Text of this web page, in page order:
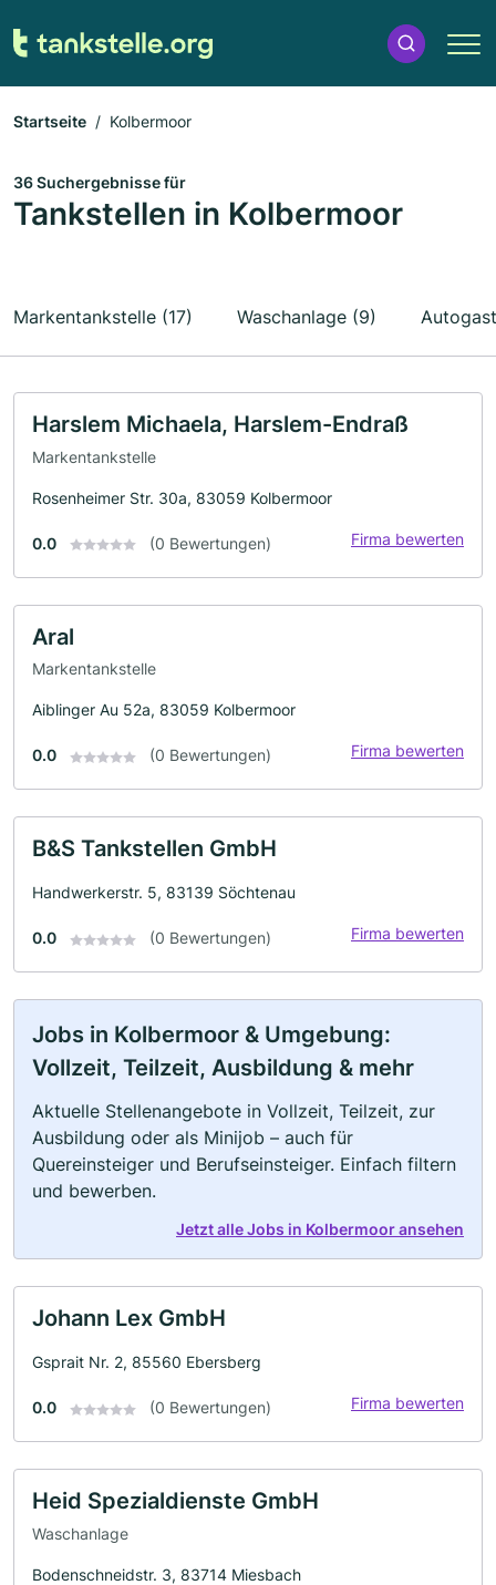
Startseite Kolbermoor
36 Suchergebnisse für
Tankstellen in Kolbermoor
Markentankstelle (17) Waschanlage (9)
Harslem Michaela, Harslem-Endraß
Markentankstelle
Rosenheimer Str. 30a, 83059 Kolbermoor
0.0 (0 Bewertungen) Firma bewerten
Aral
Markentankstelle
Aiblinger Au 52a, 83059 Kolbermoor
0.0 (0 Bewertungen) Firma bewerten
B&S Tankstellen GmbH
Handwerkerstr. 5, 83139 Söchtenau
0.0 (0 Bewertungen) Firma bewerten
Jobs in Kolbermoor & Umgebung:
Vollzeit, Teilzeit, Ausbildung & mehr
Aktuelle Stellenangebote in Vollzeit, Teilzeit, zur
Ausbildung oder als Minijob – auch für
Quereinsteiger und Berufseinsteiger. Einfach filtern
und bewerben.
Jetzt alle Jobs in Kolbermoor ansehen
Johann Lex GmbH
Gsprait Nr. 2, 85560 Ebersberg
0.0 (0 Bewertungen) Firma bewerten
Heid Spezialdienste GmbH
Waschanlage
Bodenschneidstr. 3, 83714 Miesbach